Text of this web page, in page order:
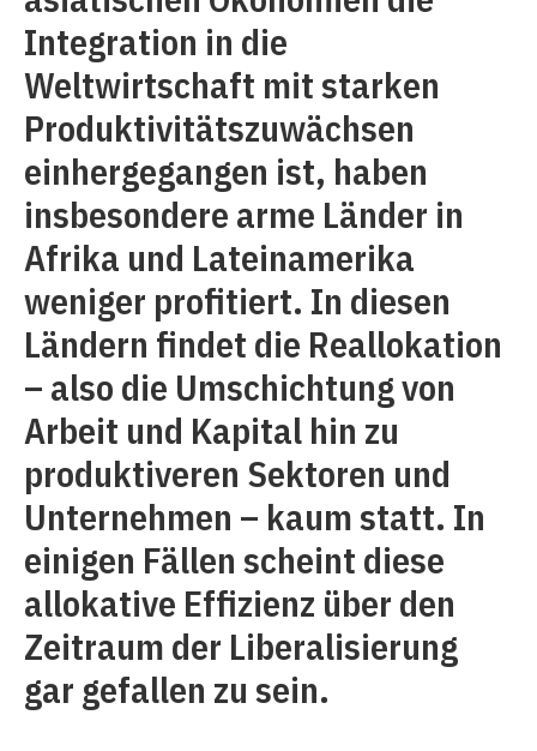
Integration in die
Weltwirtschaft mit starken
Produktivitätszuwächsen
einhergegangen ist, haben
insbesondere arme Länder in
Afrika und Lateinamerika
weniger profitiert. In diesen
Ländern findet die Reallokation
– also die Umschichtung von
Arbeit und Kapital hin zu
produktiveren Sektoren und
Unternehmen – kaum statt. In
einigen Fällen scheint diese
allokative Effizienz über den
Zeitraum der Liberalisierung
gar gefallen zu sein.